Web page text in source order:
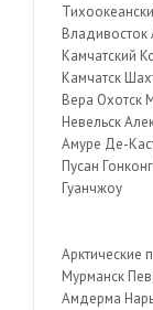
Камчатский
Камчатск
Вера Охотск
Невельск
Амуре Де-
Пусан
Гуанчжоу
Арктические
Мурманск
Амдерма